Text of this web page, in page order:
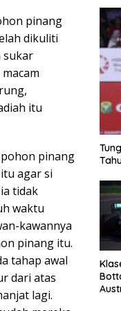
pinang
dikuliti
sukar
itu
pinang
agar si
tidak
waktu
kawannya
pinang itu.
tahap awal
dari atas
lagi.